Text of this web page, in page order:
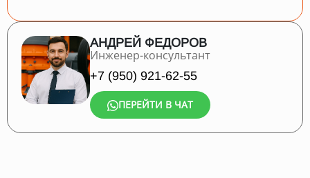
АНДРЕЙ ФЕДОРОВ
Инженер-консультант
+7 (950) 921-62-55
ПЕРЕЙТИ В ЧАТ